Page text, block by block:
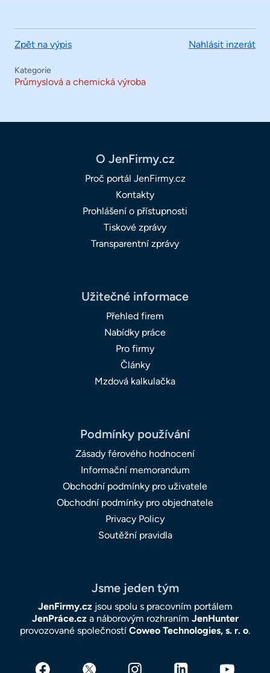
Zpět na výpis Nahlásit inzerát
Kategorie
Průmyslová a chemická výroba
O JenFirmy.cz
Proč portál JenFirmy.cz
Kontakty
Prohlášení o přístupnosti
Tiskové zprávy
Transparentní zprávy
Užitečné informace
Přehled firem
Nabídky práce
Pro firmy
Články
Mzdová kalkulačka
Podmínky používání
Zásady férového hodnocení
Informační memorandum
Obchodní podmínky pro uživatele
Obchodní podmínky pro objednatele
Privacy Policy
Soutěžní pravidla
Jsme jeden tým
JenFirmy.czjsou spolu s pracovním portálem
JenPráce.cza náborovým rozhraním JenHunter
provozované společností Coweo Technologies, s. r. o.